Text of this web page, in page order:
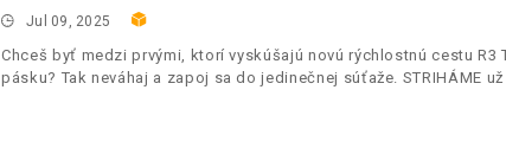
Jul 09, 2025
Chceš byť medzi prvými, ktorí vyskúšajú novú rýchlostnú cestu
pásku? Tak neváhaj a zapoj sa do jedinečnej súťaže. STRIHÁME už